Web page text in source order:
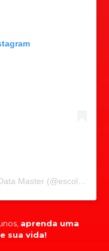
aprenda uma
sua vida!